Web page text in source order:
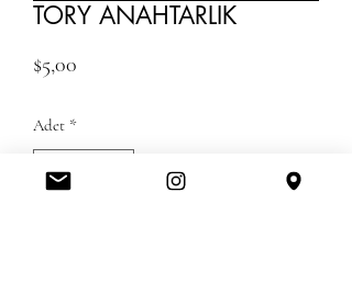
TORY ANAHTARLIK
$5,00
Adet *